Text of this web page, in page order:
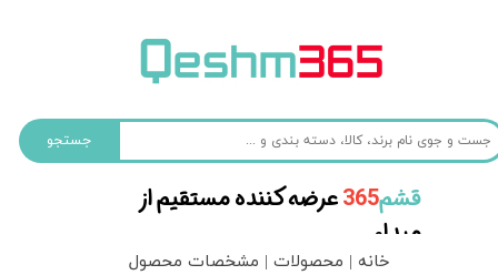
جستجو
قشم‌365عرضه کننده مستقیم از
مبداء
خانه | محصولات | مشخصات محصول